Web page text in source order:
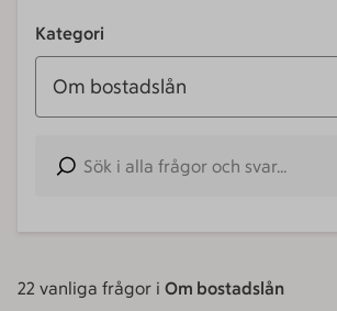
Kategori
Om bostadslån
22 vanliga frågor i Om bostadslån